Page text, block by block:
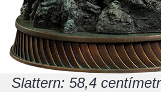
Slattern: 58,4